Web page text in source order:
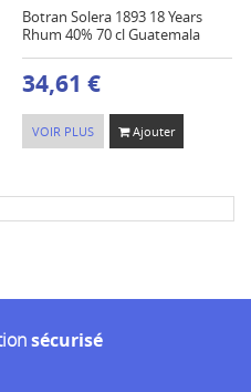
Botran Solera 1893 18 Years
Rhum 40% 70 cl Guatemala
34,61 €
VOIR PLUS Ajouter
sécurisé